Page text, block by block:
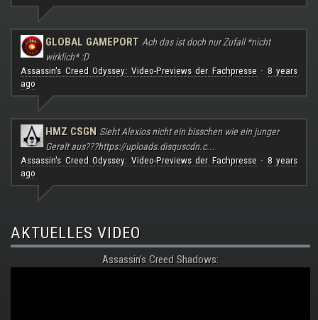
GLOBAL GAMEPORT Ach das ist doch nur Zufall *nicht
wirklich* :D
Assassin's Creed Odyssey: Video-Previews der Fachpresse· 8 years
ago
HMZ CSGN Sieht Alexios nicht ein bisschen wie ein junger
Geralt aus???https://uploads.disquscdn.c...
Assassin's Creed Odyssey: Video-Previews der Fachpresse· 8 years
ago
AKTUELLES VIDEO
Assassin's Creed Shadows: